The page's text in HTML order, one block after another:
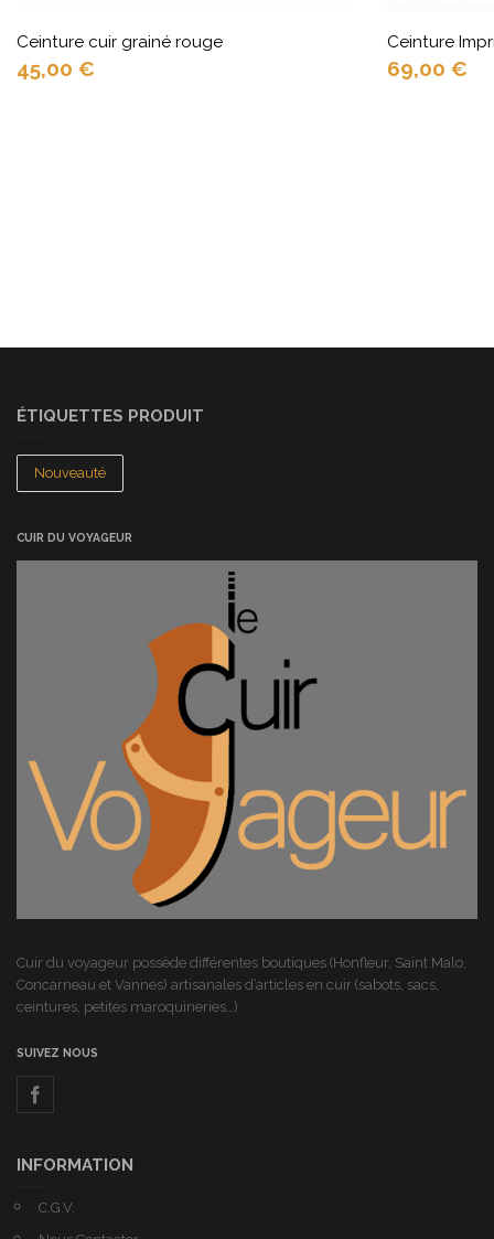
Ceinture cuir grainé rouge
45,00 €
Ceinture
69,00 €
ÉTIQUETTES PRODUIT
Nouveauté
CUIR DU VOYAGEUR
Cuir du voyageur possède différentes boutiques (Honfleur, Saint Malo,
Concarneau et Vannes) artisanales d’articles en cuir (sabots, sacs,
ceintures, petites maroquineries…)
SUIVEZ NOUS
INFORMATION
C.G.V.